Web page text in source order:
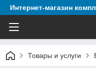
Интернет-магазин
Товары и услуги